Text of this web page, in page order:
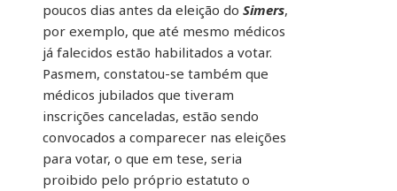
poucos dias antes da eleição do Simers,
por exemplo, que até mesmo médicos
já falecidos estão habilitados a votar.
Pasmem, constatou-se também que
médicos jubilados que tiveram
inscrições canceladas, estão sendo
convocados a comparecer nas eleições
para votar, o que em tese, seria
proibido pelo próprio estatuto o